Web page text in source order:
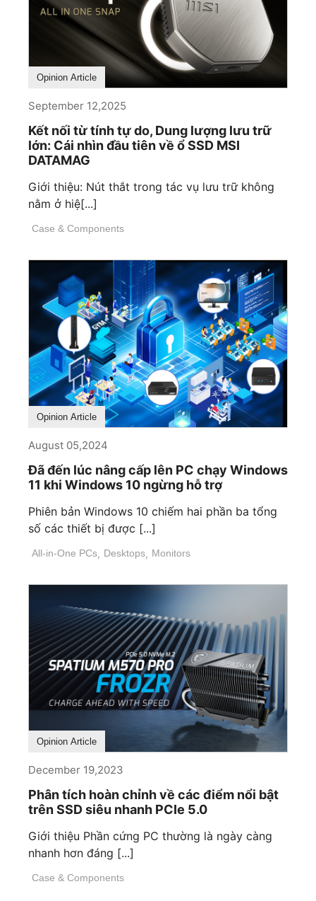
Opinion Article
September 12,2025
Kết nối từ tính tự do, Dung lượng lưu trữ
lớn: Cái nhìn đầu tiên về ổ SSD MSI
DATAMAG
Giới thiệu: Nút thắt trong tác vụ lưu trữ không
nằm ở hiệ[...]
Case & Components
Opinion Article
August 05,2024
Đã đến lúc nâng cấp lên PC chạy Windows
11 khi Windows 10 ngừng hỗ trợ
Phiên bản Windows 10 chiếm hai phần ba tổng
số các thiết bị được [...]
All-in-One PCs, Desktops, Monitors
Opinion Article
December 19,2023
Phân tích hoàn chỉnh về các điểm nổi bật
trên SSD siêu nhanh PCIe 5.0
Giới thiệu Phần cứng PC thường là ngày càng
nhanh hơn đáng [...]
Case & Components